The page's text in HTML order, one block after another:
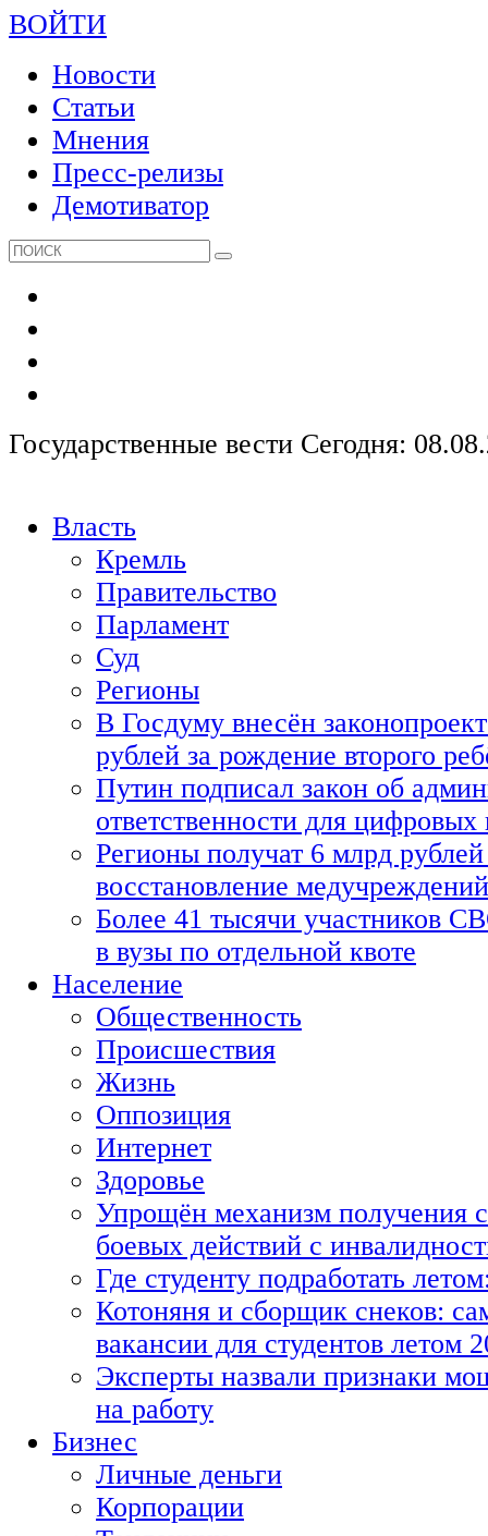
ВОЙТИ
Новости
Статьи
Мнения
Пресс-релизы
Демотиватор
Государственные вести Сегодня:
Власть
Кремль
Правительство
Парламент
Суд
Регионы
В Госдуму внесён
рублей за рождение второго
Путин подписал закон об
ответственности для
Регионы получат 6 млрд рублей
восстановление медучреждений
Более 41 тысячи участников
в вузы по отдельной квоте
Население
Общественность
Происшествия
Жизнь
Оппозиция
Интернет
Здоровье
Упрощён механизм получения
боевых действий с
Где студенту подработать
Котоняня и сборщик снеков:
вакансии для студентов летом
Эксперты назвали признаки
на работу
Бизнес
Личные деньги
Корпорации